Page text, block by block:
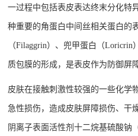
一过程中包括表皮表达终末分化特
种重要的角蛋白中间丝相关蛋白的
（Filaggrin）、兜甲蛋白（
质包膜的形成，是表皮作为防御屏
皮肤在接触刺激性较强的一些化学
急性损伤，造成皮肤屏障损伤、干
阴离子表面活性剂十二烷基硫酸钠